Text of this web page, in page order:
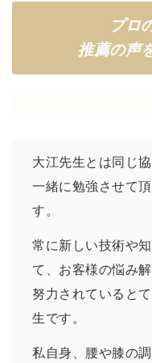
プロ
推薦の声
大江先生とは同じ
一緒に勉強させて
す。
常に新しい技術や
て、お客様の悩み
努力されていると
生です。
私自身、腰や膝の